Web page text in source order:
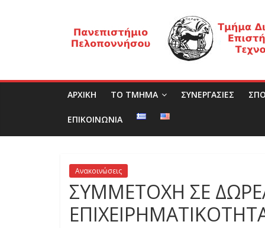
Τ
ή
μ
α
Δ
ΑΡΧΙΚΗ ΤΟ ΤΜΗΜΑ ΣΥΝΕΡΓΑΣΙΕΣ
ΕΠΙΚΟΙΝΩΝΙΑ
Ανακοινώσεις
ΣΥΜΜΕΤΟΧΗ ΣΕ